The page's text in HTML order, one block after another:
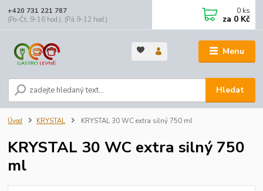
Menu
Hledat
+420 731 221 787
(Po-Čt, 9-16 hod.), (Pá 9-12 hod.)
0 ks
za 0 Kč
Úvod KRYSTAL KRYSTAL 30 WC extra silný 750 ml
KRYSTAL 30 WC extra silný 750
ml